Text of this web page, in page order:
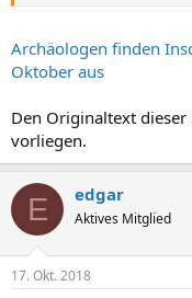
Archäologen finden
Oktober aus
Den Originaltext
vorliegen.
E edgar
Aktives Mitglied
17. Okt. 2018